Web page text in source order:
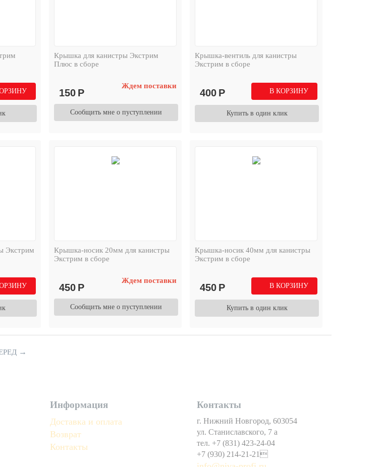
Крышка для канистры Экстрим
Плюс в сборе
150 Р
Ждем поставки
Сообщить мне о пуступлении
Крышка-вентиль для канистры
Экстрим в сборе
400 Р В КОРЗИНУ
Купить в один клик
Экстрим
Крышка-носик 20мм для канистры
Экстрим в сборе
450 Р
Ждем поставки
Сообщить мне о пуступлении
Крышка-носик 40мм для канистры
Экстрим в сборе
450 Р В КОРЗИНУ
Купить в один клик
→
Информация
Доставка и оплата
Возврат
Контакты
Контакты
г. Нижний Новгород, 603054
ул. Станиславского, 7 а
тел. +7 (831) 423-24-04
+7 (930) 214-21-21